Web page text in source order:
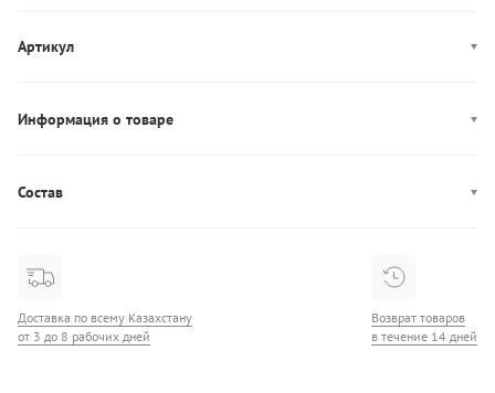
Артикул
Информация о товаре
Состав
Доставка по всему Казахстану
от 3 до 8 рабочих дней
Возврат товаров
в течение 14 дней